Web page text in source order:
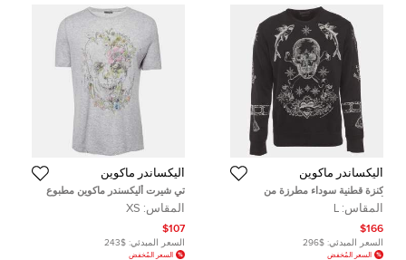
أليكساندر ماكوين
كنزة قطنية سوداء مطرزة من
ألكسندر ماكوين مقاس كبير - لارج
المقاس: L
$166
السعر المبدئي: $296
السعر المُخفض
أليكساندر ماكوين
تي شيرت أليكسندر ماكوين مطبوع
زهور رمادي جيرسي صغير جدا
المقاس: XS
$107
السعر المبدئي: $243
السعر المُخفض